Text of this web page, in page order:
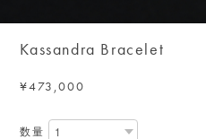
Kassandra Bracelet
¥473,000
数量